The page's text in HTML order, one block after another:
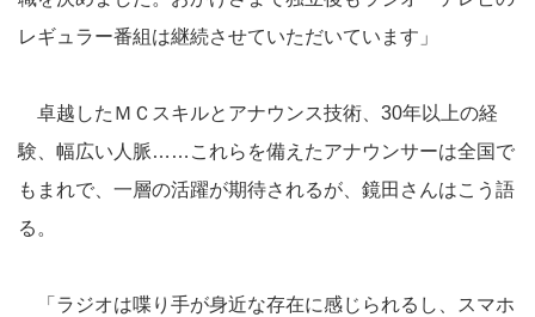
レギュラー番組は継続させていただいています」
卓越したＭＣスキルとアナウンス技術、30年以上の経
験、幅広い人脈……これらを備えたアナウンサーは全国で
もまれで、一層の活躍が期待されるが、鏡田さんはこう語
る。
「ラジオは喋り手が身近な存在に感じられるし、スマホ